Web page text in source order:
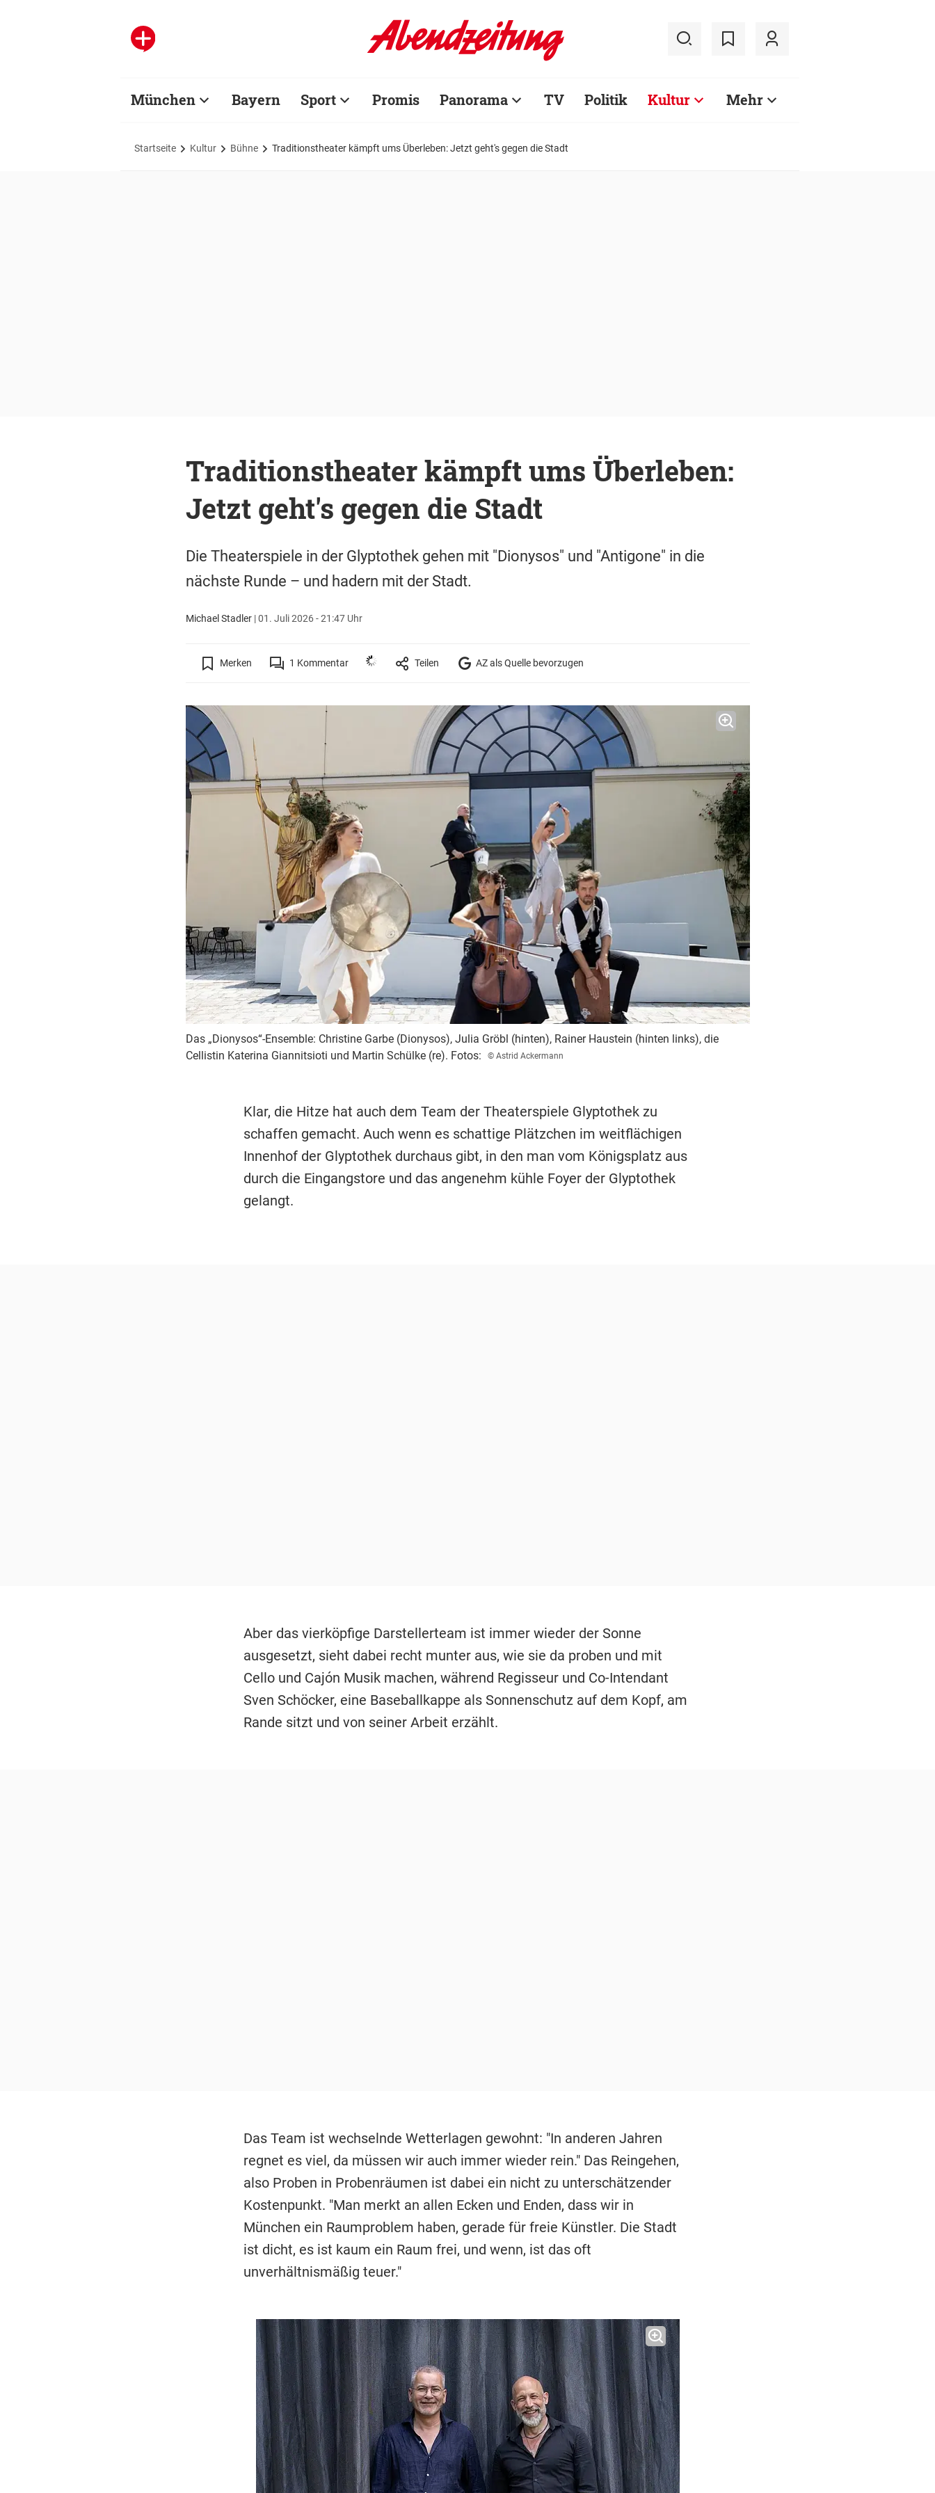
München Bayern Sport Promis Panorama TV Politik Kultur Mehr
Startseite Kultur Bühne Traditionstheater kämpft ums Überleben: Jetzt geht's gegen die Stadt
Traditionstheater kämpft ums Überleben:
Jetzt geht's gegen die Stadt
Die Theaterspiele in der Glyptothek gehen mit "Dionysos" und "Antigone" in die
nächste Runde – und hadern mit der Stadt.
Michael Stadler |01. Juli 2026 - 21:47 Uhr
Merken 1 Kommentar Teilen AZ als Quelle bevorzugen
Das „Dionysos“-Ensemble: Christine Garbe (Dionysos), Julia Gröbl (hinten), Rainer Haustein (hinten links), die
Cellistin Katerina Giannitsioti und Martin Schülke (re). Fotos:
© Astrid Ackermann
Klar, die Hitze hat auch dem Team der Theaterspiele Glyptothek zu
schaffen gemacht. Auch wenn es schattige Plätzchen im weitflächigen
Innenhof der Glyptothek durchaus gibt, in den man vom Königsplatz aus
durch die Eingangstore und das angenehm kühle Foyer der Glyptothek
gelangt.
Aber das vierköpfige Darstellerteam ist immer wieder der Sonne
ausgesetzt, sieht dabei recht munter aus, wie sie da proben und mit
Cello und Cajón Musik machen, während Regisseur und Co-Intendant
Sven Schöcker, eine Baseballkappe als Sonnenschutz auf dem Kopf, am
Rande sitzt und von seiner Arbeit erzählt.
Das Team ist wechselnde Wetterlagen gewohnt: "In anderen Jahren
regnet es viel, da müssen wir auch immer wieder rein." Das Reingehen,
also Proben in Probenräumen ist dabei ein nicht zu unterschätzender
Kostenpunkt. "Man merkt an allen Ecken und Enden, dass wir in
München ein Raumproblem haben, gerade für freie Künstler. Die Stadt
ist dicht, es ist kaum ein Raum frei, und wenn, ist das oft
unverhältnismäßig teuer."